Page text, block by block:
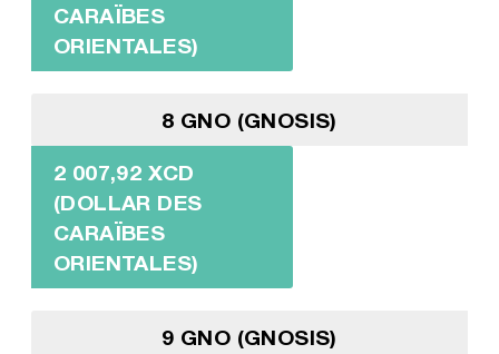
CARAÏBES
ORIENTALES)
8 GNO (GNOSIS)
2 007,92 XCD
(DOLLAR DES
CARAÏBES
ORIENTALES)
9 GNO (GNOSIS)